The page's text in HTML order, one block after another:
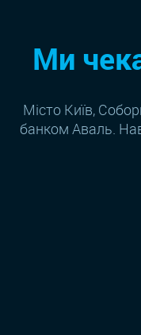
Ми
Місто Київ,
банком Аваль.